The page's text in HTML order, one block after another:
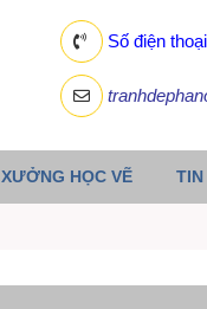
Số điện
XƯỞNG HỌC VẼ